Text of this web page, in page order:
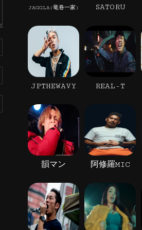
JAGGLA(竜巻一家) SATORU
JPTHEWAVY REAL-T
韻マン 阿修羅MIC